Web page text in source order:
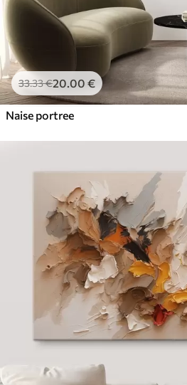
33.33€20.00 €
Naise portree